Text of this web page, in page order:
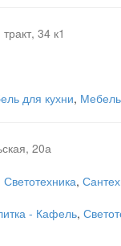
34 к1
для кухни,
20а
Светотехника,
- Кафель,